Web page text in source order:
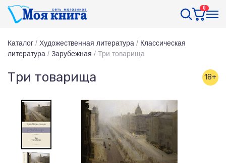
0
Каталог / Художественная литература / Классическая
литература / Зарубежная / Три товарища
Три товарища 18+